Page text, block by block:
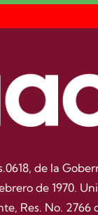
de la
de 1970.
Res. No. 2766